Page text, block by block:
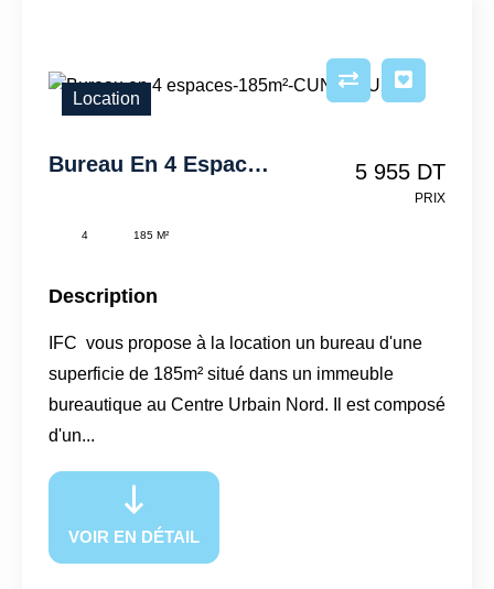
Location
Bureau En 4 Espaces-185m²-CUN-IFCU219 5 955 DT
PRIX
4 185 M²
Description
IFC vous propose à la location un bureau d'une
superficie de 185m² situé dans un immeuble
bureautique au Centre Urbain Nord. Il est composé
d'un...
VOIR EN DÉTAIL